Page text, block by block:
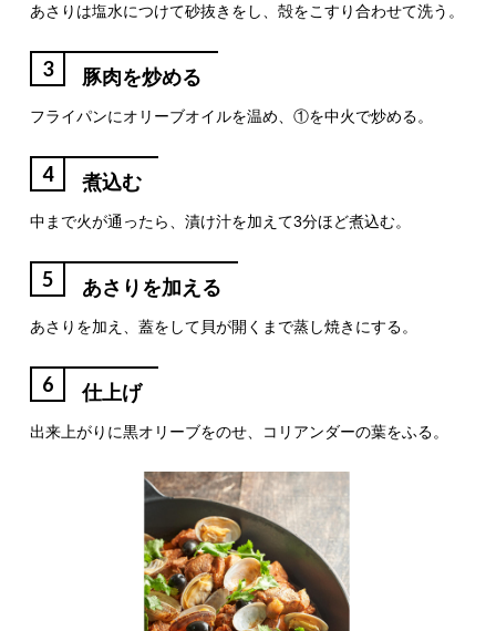
あさりは塩水につけて砂抜きをし、殻をこすり合わせて洗う。
3 豚肉を炒める
フライパンにオリーブオイルを温め、①を中火で炒める。
4 煮込む
中まで火が通ったら、漬け汁を加えて3分ほど煮込む。
5 あさりを加える
あさりを加え、蓋をして貝が開くまで蒸し焼きにする。
6 仕上げ
出来上がりに黒オリーブをのせ、コリアンダーの葉をふる。